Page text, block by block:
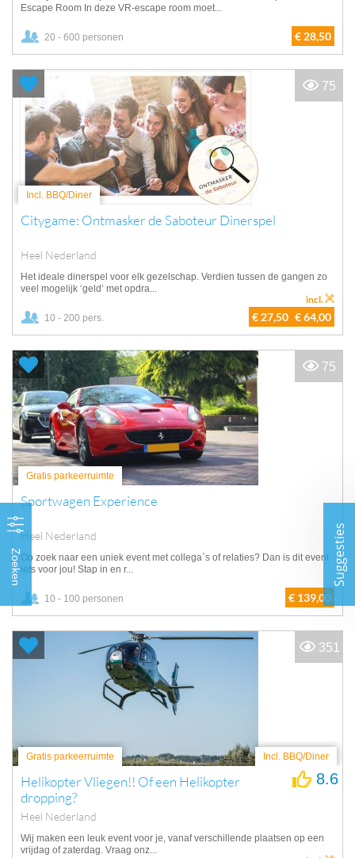
Zoeken
Escape Room In deze VR-escape room moet...
20 - 600 personen € 28,50
Incl. BBQ/Diner
Citygame: Ontmasker de Saboteur Dinerspel
Heel Nederland
Het ideale dinerspel voor elk gezelschap. Verdien tussen de gangen zo
veel mogelijk ‘geld’ met opdra...
10 - 200 pers. € 27,50 € 64,00
incl.
75
Gratis parkeerruimte
Sportwagen Experience
Heel Nederland
Op zoek naar een uniek event met collega`s of relaties? Dan is dit event
iets voor jou! Stap in en r...
10 - 100 personen € 139,00
75
Gratis parkeerruimte Incl. BBQ/Diner
Helikopter Vliegen!! Of een Helikopter
dropping?
Heel Nederland
8.6
Wij maken een leuk event voor je, vanaf verschillende plaatsen op een
vrijdag of zaterdag. Vraag onz...
351
Suggesties